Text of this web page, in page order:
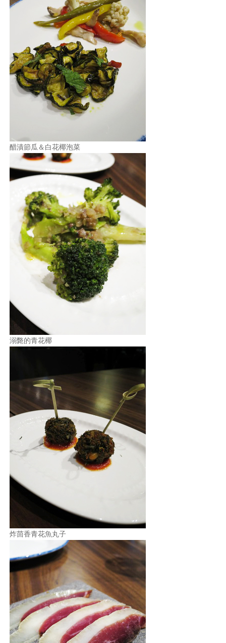
醋漬節瓜＆白花椰泡菜
溺斃的青花椰
炸茴香青花魚丸子